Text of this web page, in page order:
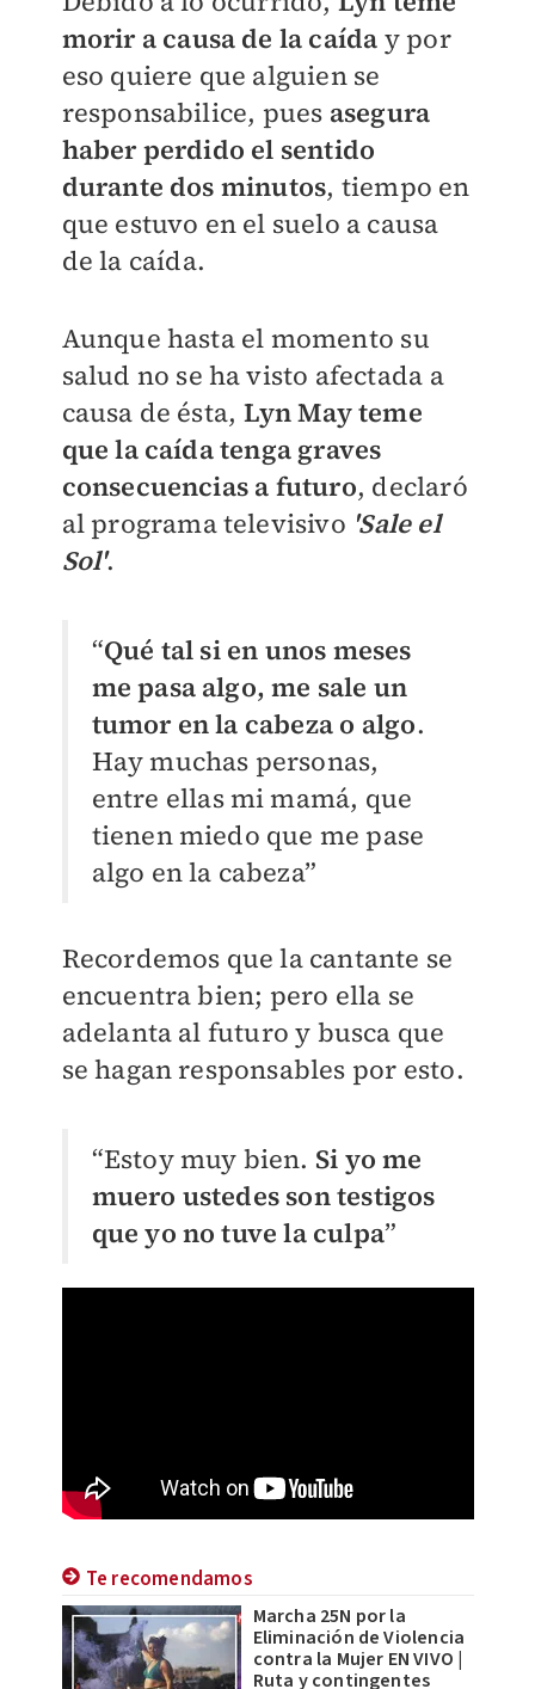
morir a causa de la caída y por
eso quiere que alguien se
responsabilice, pues asegura
haber perdido el sentido
durante dos minutos, tiempo en
que estuvo en el suelo a causa
de la caída.
Aunque hasta el momento su
salud no se ha visto afectada a
causa de ésta, Lyn May teme
que la caída tenga graves
consecuencias a futuro, declaró
al programa televisivo 'Sale el
Sol'.
“Qué tal si en unos meses
me pasa algo, me sale un
tumor en la cabeza o algo.
Hay muchas personas,
entre ellas mi mamá, que
tienen miedo que me pase
algo en la cabeza”
Recordemos que la cantante se
encuentra bien; pero ella se
adelanta al futuro y busca que
se hagan responsables por esto.
“Estoy muy bien. Si yo me
muero ustedes son testigos
que yo no tuve la culpa”
Te recomendamos
Marcha 25N por la
Eliminación de Violencia
contra la Mujer EN VIVO |
Ruta y contingentes